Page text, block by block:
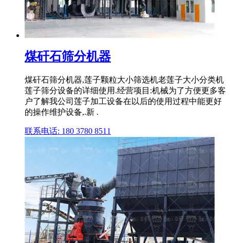
煤矸石筛分机器
煤矸石筛分机器,莲子颗粒大小筛选机老莲子大小分类机
莲子筛分设备的详细使用.经营项目:机械为了方便更多客
户了解我公司莲子加工设备在以后的使用过程中能更好
的操作维护设备,.新 .
联系电话: 180 3780 8511